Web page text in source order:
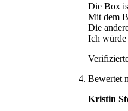
Die Box
Mit dem
Die
Ich würde
Bewertet
Kristin